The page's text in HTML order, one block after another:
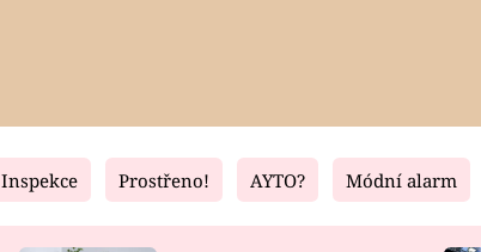
Fresh Living
Inspekce Prostřeno! AYTO? Módní alarm